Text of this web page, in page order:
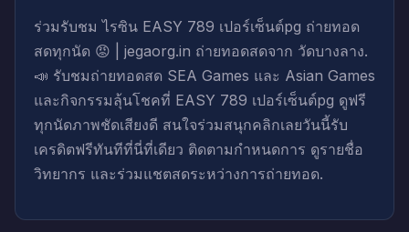
ร่วมรับชม ไรซิน EASY 789 เปอร์เซ็นต์pg ถ่ายทอด
สดทุกนัด 😡 | jegaorg.in ถ่ายทอดสดจาก วัดบางลาง.
📣 รับชมถ่ายทอดสด SEA Games และ Asian Games
และกิจกรรมลุ้นโชคที่ EASY 789 เปอร์เซ็นต์pg ดูฟรี
ทุกนัดภาพชัดเสียงดี สนใจร่วมสนุกคลิกเลยวันนี้รับ
เครดิตฟรีทันทีที่นี่ที่เดียว ติดตามกำหนดการ ดูรายชื่อ
วิทยากร และร่วมแชตสดระหว่างการถ่ายทอด.